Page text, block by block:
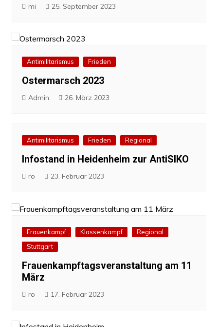
mi 25. September 2023
Antimilitarismus Frieden
Ostermarsch 2023
Admin 26. März 2023
Antimilitarismus Frieden Regional
Infostand in Heidenheim zur AntiSIKO
ro 23. Februar 2023
Frauenkampf Klassenkampf
Regional
Stuttgart
Frauenkampftagsveranstaltung am 11
März
ro 17. Februar 2023